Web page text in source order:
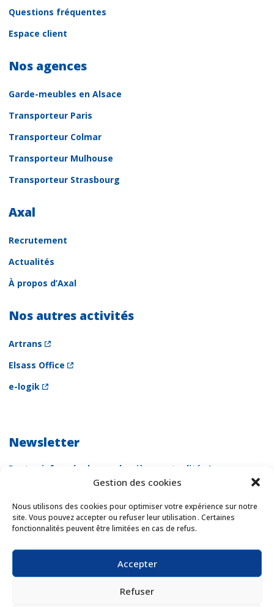
Gestion des cookies
Nous utilisons des cookies pour optimiser votre expérience sur notre
site. Vous pouvez accepter ou refuser leur utilisation . Certaines
fonctionnalités peuvent être limitées en cas de refus.
Accepter
Refuser
Questions fréquentes
Espace client
Nos agences
Garde-meubles en Alsace
Transporteur Paris
Transporteur Colmar
Transporteur Mulhouse
Transporteur Strasbourg
Axal
Recrutement
Actualités
À propos d’Axal
Nos autres activités
Artrans
Elsass Office
e-logik
Newsletter
Restez informés de nos dernières actualités !
Newsletter
Email *